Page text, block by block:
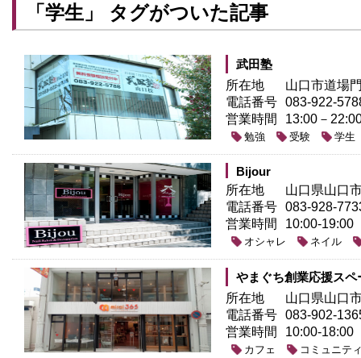
「学生」 タグがついた記事
武田塾
所在地
山口市道場
電話番号 083-922-
営業時間
13:00－
勉強 受験 学生
Bijour
所在地
山口県山口
電話番号 083-928-
営業時間
10:00-19:00
オシャレ ネイル
やまぐち創業応援ス
所在地
山口県山口
電話番号 083-902-
営業時間
10:00-18:00
カフェ
コミュニテ